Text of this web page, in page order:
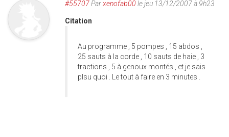
#55707Parxenofab00 le jeu 13/12/2007 à 9h23
Citation
Au programme , 5 pompes , 15 abdos ,
25 sauts à la corde , 10 sauts de haie , 3
tractions , 5 à genoux montés , et je sais
plsu quoi . Le tout à faire en 3 minutes .